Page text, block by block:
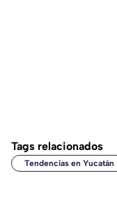
Tags relacionados
Tendencias en Yucatán